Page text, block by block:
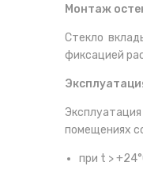
Монтаж
Стекло
фиксацией
помещениях
при t >